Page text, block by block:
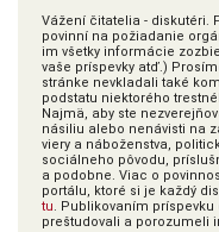
Vážení čitatelia - diskutéri.
povinní na požiadanie
im všetky informácie
vaše príspevky atď.)
stránke nevkladali také
podstatu niektorého
Najmä, aby ste
násiliu alebo nenávisti na
viery a náboženstva,
sociálneho pôvodu,
a podobne. Viac o
portálu, ktoré si je každý
tu. Publikovaním
preštudovali a porozumeli